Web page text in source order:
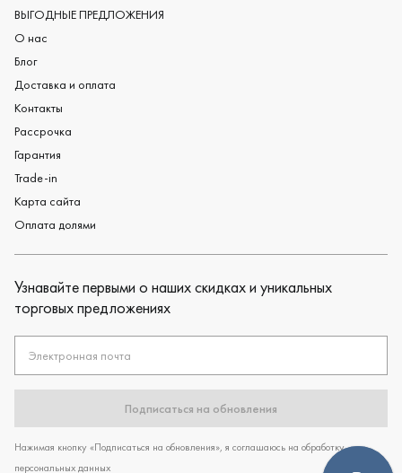
Черные обручальные кольца
ВЫГОДНЫЕ ПРЕДЛОЖЕНИЯ
О нас
Блог
Доставка и оплата
Контакты
Рассрочка
Гарантия
Trade-in
Карта сайта
Оплата долями
Узнавайте первыми о наших скидках и уникальных
торговых предложениях
Электронная почта
Подписаться на обновления
Нажимая кнопку «Подписаться на обновления», я соглашаюсь на обработку
персональных данных